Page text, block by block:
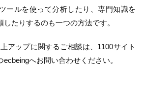
ールを使って分析したり、専門知識を
たりするのも一つの方法です。
アップに関するご相談は、1100サイト
へお問い合わせください。